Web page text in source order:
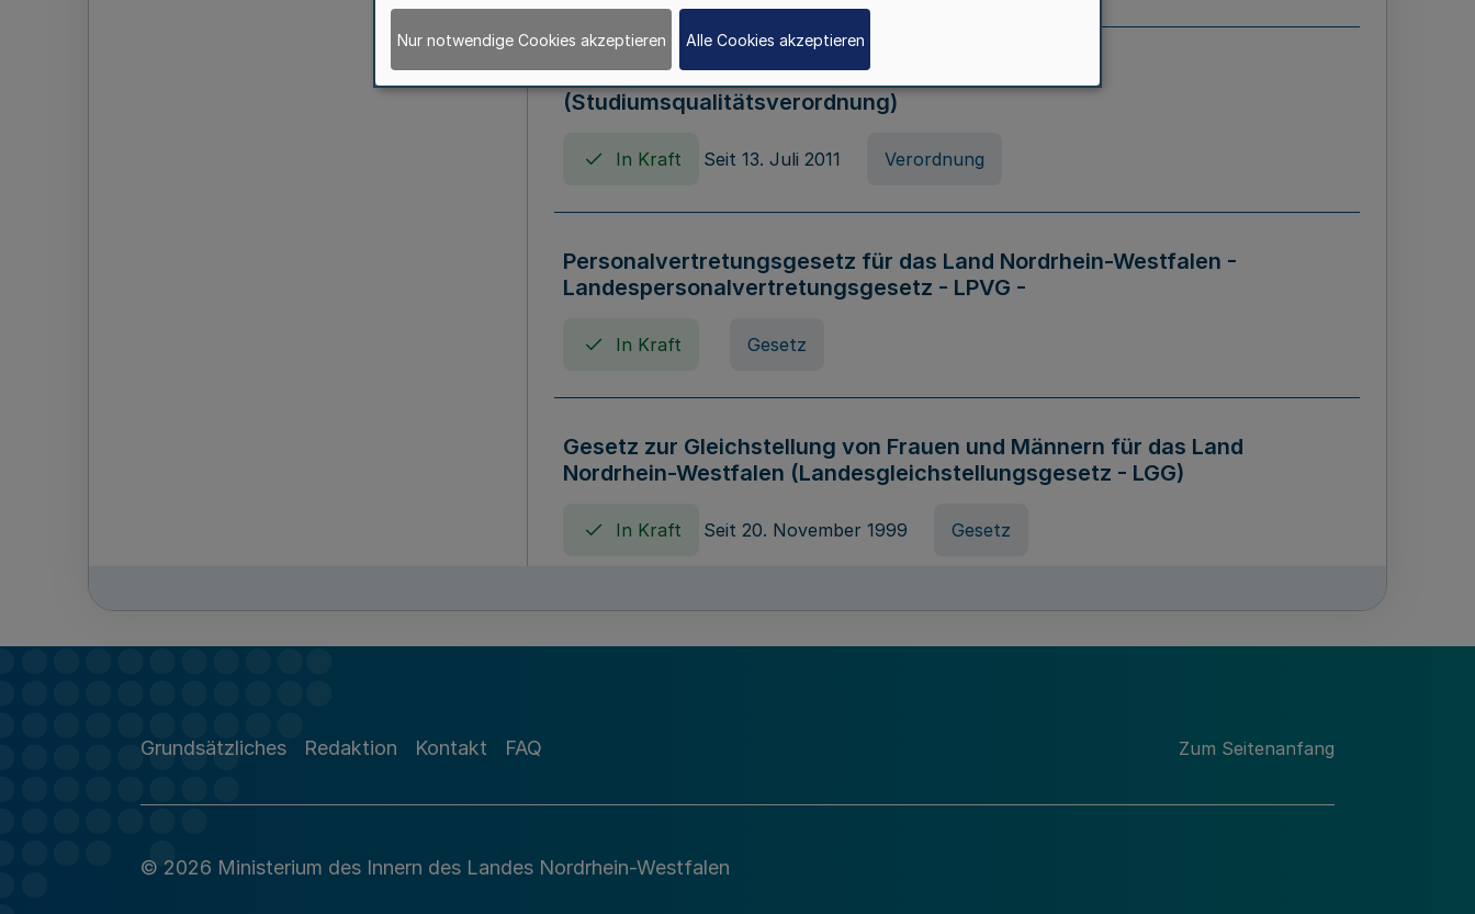
Verordnung zum Studiumsqualitätsgesetz
(Studiumsqualitätsverordnung)
In Kraft Seit 13. Juli 2011 Verordnung
Personalvertretungsgesetz für das Land Nordrhein-Westfalen -
Landespersonalvertretungsgesetz - LPVG -
In Kraft Gesetz
Gesetz zur Gleichstellung von Frauen und Männern für das Land
Nordrhein-Westfalen (Landesgleichstellungsgesetz - LGG)
In Kraft Seit 20. November 1999 Gesetz
Grundsätzliches Redaktion Kontakt FAQ Zum Seitenanfang
© 2026 Ministerium des Innern des Landes Nordrhein-Westfalen
Nur notwendige Cookies akzeptieren Alle Cookies akzeptieren